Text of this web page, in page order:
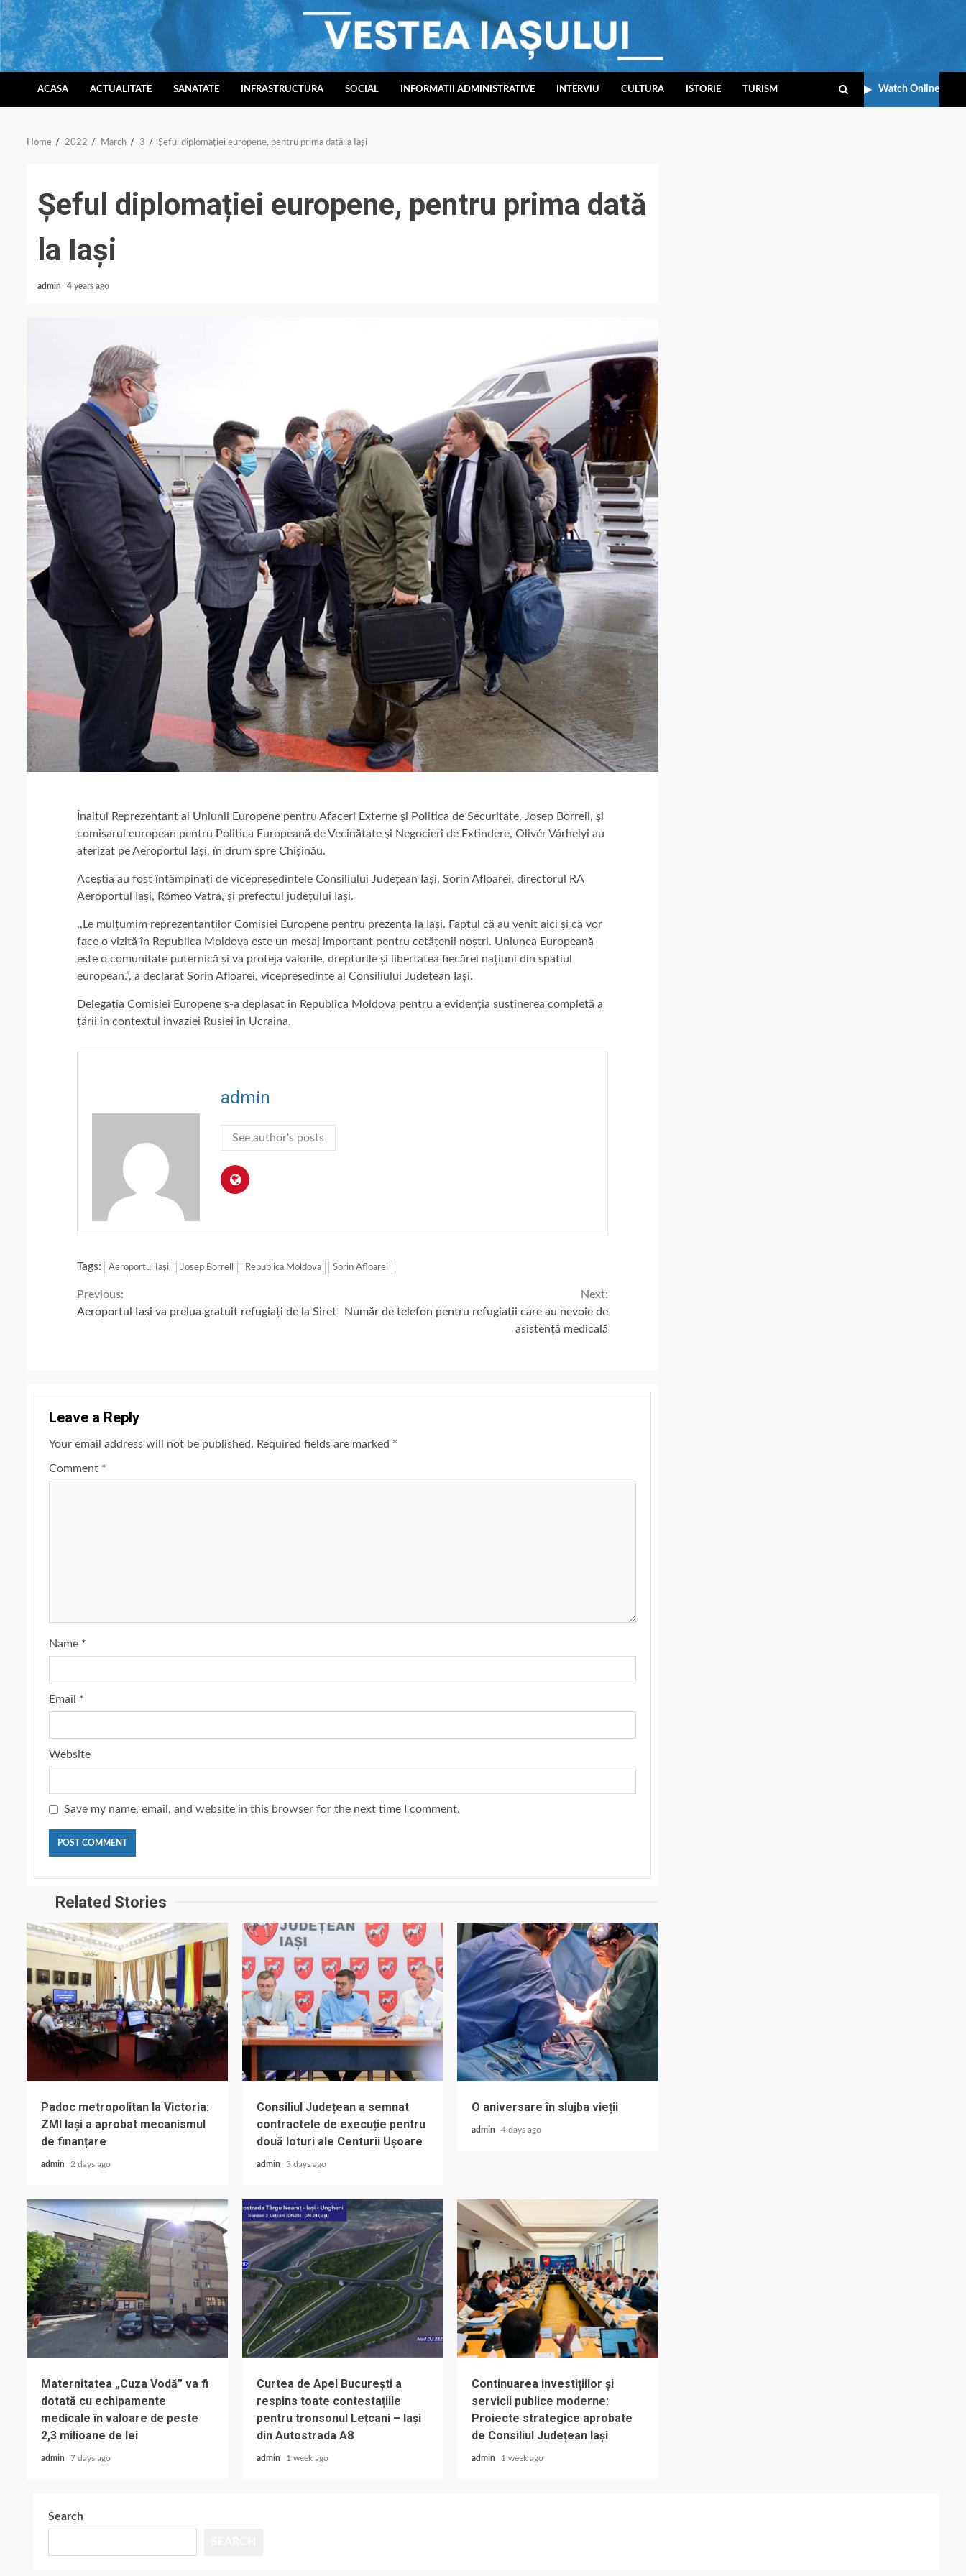
Skip
to
content
ACASA ACTUALITATE SANATATE INFRASTRUCTURA SOCIAL INFORMATII ADMINISTRATIVE INTERVIU CULTURA ISTORIE TURISM Watch Online
Home 2022 March 3 Șeful diplomației europene, pentru prima dată la Iași
Șeful diplomației europene, pentru prima dată
la Iași
admin 4 years ago
Înaltul Reprezentant al Uniunii Europene pentru Afaceri Externe şi Politica de Securitate, Josep Borrell, şi
comisarul european pentru Politica Europeană de Vecinătate şi Negocieri de Extindere, Olivér Várhelyi au
aterizat pe Aeroportul Iași, în drum spre Chișinău.
Aceștia au fost întâmpinați de vicepreședintele Consiliului Județean Iași, Sorin Afloarei, directorul RA
Aeroportul Iași, Romeo Vatra, și prefectul județului Iași.
,,Le mulțumim reprezentanților Comisiei Europene pentru prezența la Iași. Faptul că au venit aici și că vor
face o vizită în Republica Moldova este un mesaj important pentru cetățenii noștri. Uniunea Europeană
este o comunitate puternică și va proteja valorile, drepturile și libertatea fiecărei națiuni din spațiul
european.”, a declarat Sorin Afloarei, vicepreședinte al Consiliului Județean Iași.
Delegația Comisiei Europene s-a deplasat în Republica Moldova pentru a evidenția susținerea completă a
țării în contextul invaziei Rusiei în Ucraina.
admin
See author's posts
Tags: Aeroportul Iași Josep Borrell Republica Moldova Sorin Afloarei
Continue
Previous:
Aeroportul Iași va prelua gratuit refugiați de la Siret
Next:
Număr de telefon pentru refugiații care au nevoie de
asistență medicală
Leave a Reply
Your email address will not be published. Required fields are marked *
Comment *
Name *
Email *
Website
Save my name, email, and website in this browser for the next time I comment.
Related Stories
Padoc metropolitan la Victoria:
ZMI Iași a aprobat mecanismul
de finanțare
admin 2 days ago
Consiliul Județean a semnat
contractele de execuție pentru
două loturi ale Centurii Ușoare
admin 3 days ago
O aniversare în slujba vieții
admin 4 days ago
Maternitatea „Cuza Vodă” va fi
dotată cu echipamente
medicale în valoare de peste
2,3 milioane de lei
admin 7 days ago
Curtea de Apel București a
respins toate contestațiile
pentru tronsonul Lețcani – Iași
din Autostrada A8
admin 1 week ago
Continuarea investițiilor și
servicii publice moderne:
Proiecte strategice aprobate
de Consiliul Județean Iași
admin 1 week ago
Search